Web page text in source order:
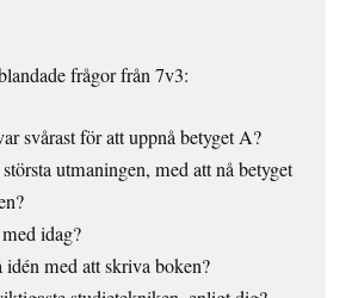
frågor från 7v3:
svårast för att uppnå betyget A?
utmaningen, med att nå betyget
idag?
med att skriva boken?